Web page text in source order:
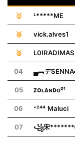
🥇 ᴸ*****ME
🥈 vick.alves1
🥉 L0IRAㅤDIMAS
04 ▄︻デ
05 ᴢᴏʟᴀɴᴅo⁰¹
06 ⁺²⁴⁴ Maluci
07 ꧁宋